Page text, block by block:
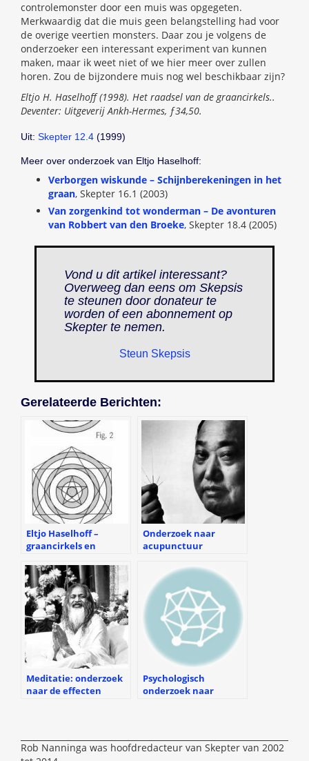
controlemonster door een muis was opgegeten.
Merkwaardig dat die muis geen belangstelling had voor
de overige veertien monsters. Daar zou je volgens de
onderzoeker een interessant experiment van kunnen
maken, maar ik weet niet of we hier meer over zullen
horen. Zou de bijzondere muis nog wel beschikbaar zijn?
Eltjo H. Haselhoff (1998). Het raadsel van de graancirkels..
Deventer: Uitgeverij Ankh-Hermes, ƒ34,50.
Uit: Skepter 12.4 (1999)
Meer over onderzoek van Eltjo Haselhoff:
Verborgen wiskunde – Schijnberekeningen in het
graan, Skepter 16.1 (2003)
Van zorgenkind tot wonderman – De avonturen
van Robbert van den Broeke, Skepter 18.4 (2005)
Vond u dit artikel interessant?
Overweeg dan eens om Skepsis
te steunen door donateur te
worden of een abonnement op
Skepterte nemen.
Steun Skepsis
Gerelateerde Berichten:
Eltjo Haselhoff –
graancirkels en
Onderzoek naar
acupunctuur
Meditatie: onderzoek
naar de effecten
Psychologisch
onderzoek naar
Rob Nanninga was hoofdredacteur van Skepter van 2002